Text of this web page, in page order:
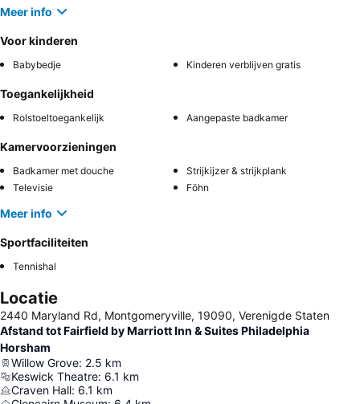
Meer info
Voor kinderen
Babybedje Kinderen verblijven gratis
Toegankelijkheid
Rolstoeltoegankelijk Aangepaste badkamer
Kamervoorzieningen
Badkamer met douche
Strijkijzer & strijkplank
Televisie
Föhn
Meer info
Sportfaciliteiten
Tennishal
Locatie
2440 Maryland Rd, Montgomeryville, 19090, Verenigde Staten
Afstand tot Fairfield by Marriott Inn & Suites Philadelphia
Horsham
Willow Grove: 2.5 km
Keswick Theatre: 6.1 km
Craven Hall: 6.1 km